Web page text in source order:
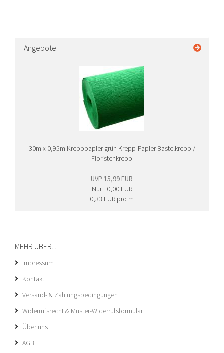
Angebote
30m x 0,95m Krepppapier grün Krepp-Papier Bastelkrepp /
Floristenkrepp
UVP 15,99 EUR
Nur 10,00 EUR
0,33 EUR pro m
MEHR ÜBER...
Impressum
Kontakt
Versand- & Zahlungsbedingungen
Widerrufsrecht & Muster-Widerrufsformular
Über uns
AGB